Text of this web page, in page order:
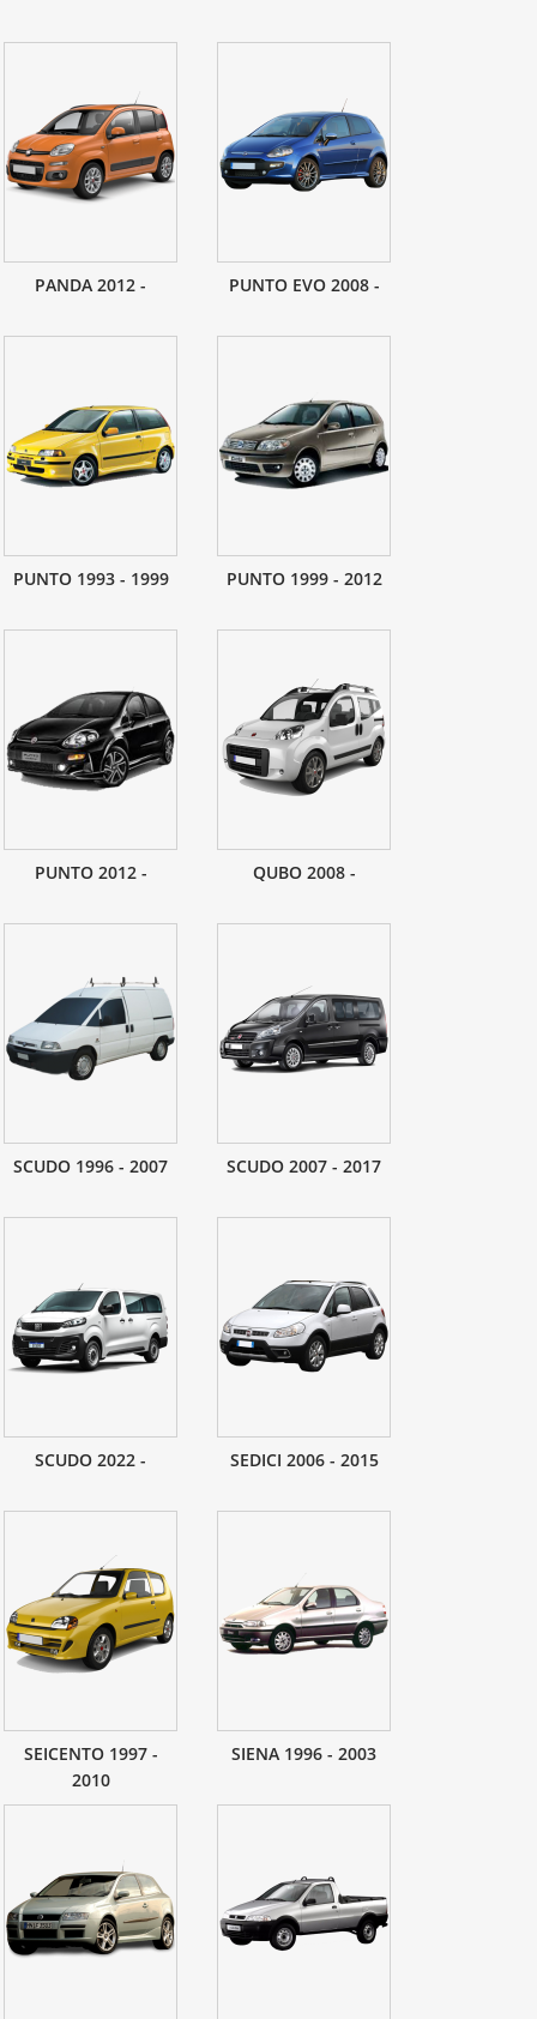
PANDA 2012 - PUNTO EVO 2008 -
PUNTO 1993 - 1999 PUNTO 1999 - 2012
PUNTO 2012 - QUBO 2008 -
SCUDO 1996 - 2007 SCUDO 2007 - 2017
SCUDO 2022 - SEDICI 2006 - 2015
SEICENTO 1997 -
2010
SIENA 1996 - 2003